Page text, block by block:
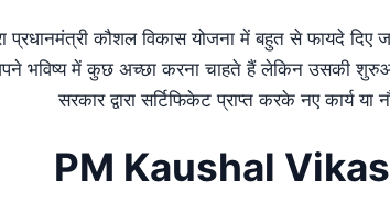
प्रधानमंत्री कौशल विकास योजना में बहुत से फायदे
भविष्य में कुछ अच्छा करना चाहते हैं लेकिन उसकी
सरकार द्वारा सर्टिफिकेट प्राप्त करके नए कार्य
PM Kaushal